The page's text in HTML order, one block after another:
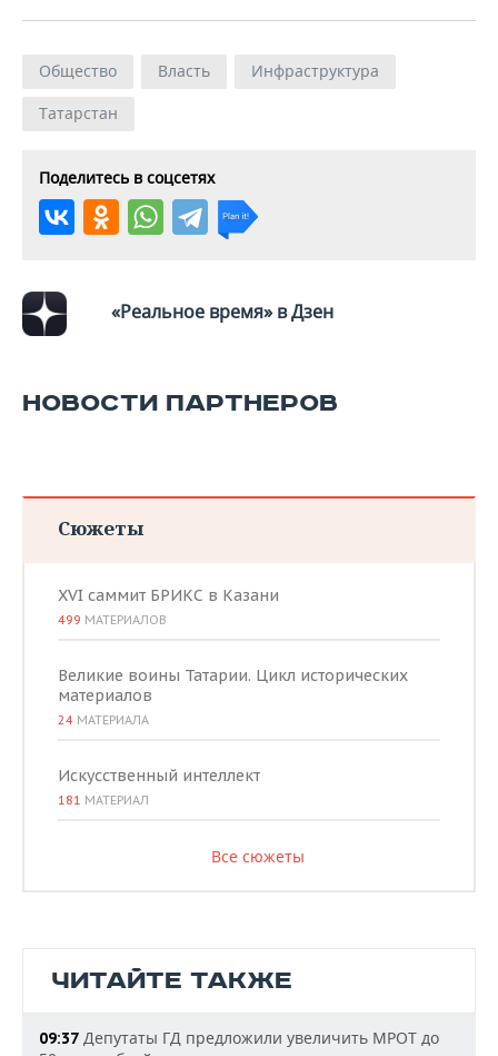
Общество Власть
Инфраструктура
Татарстан
Поделитесь в соцсетях
«Реальное время» в Дзен
НОВОСТИ ПАРТНЕРОВ
Сюжеты
XVI саммит БРИКС в Казани
499 МАТЕРИАЛОВ
Великие воины Татарии. Цикл исторических
материалов
24 МАТЕРИАЛА
Искусственный интеллект
181 МАТЕРИАЛ
Все сюжеты
ЧИТАЙТЕ ТАКЖЕ
09:37 Депутаты ГД предложили увеличить МРОТ до